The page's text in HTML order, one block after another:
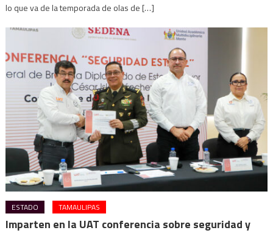
lo que va de la temporada de olas de […]
ESTADO TAMAULIPAS
Imparten en la UAT conferencia sobre seguridad y